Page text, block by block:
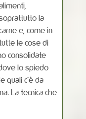
la
e, come in
le cose di
consolidate
lo spiedo
quali c’è da
La tecnica che